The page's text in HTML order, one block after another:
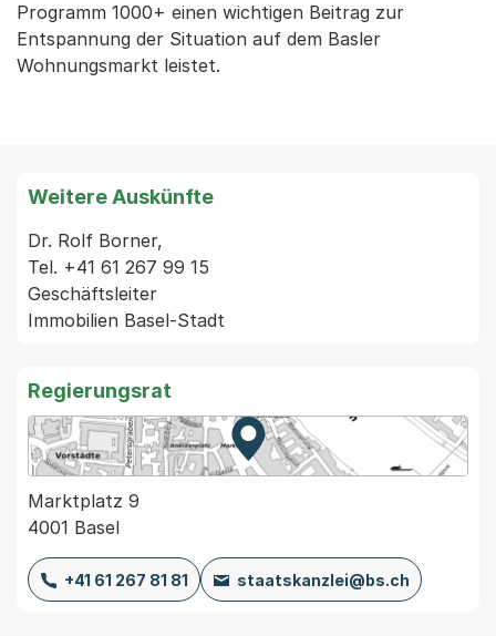
Programm 1000+ einen wichtigen Beitrag zur
Entspannung der Situation auf dem Basler
Wohnungsmarkt leistet.
Weitere Auskünfte
Dr. Rolf Borner,
Tel. +41 61 267 99 15
Geschäftsleiter
Regierungsrat
Zur Karte von MapBS.
Externer Link, wird in einem
Marktplatz 9
4001 Basel
+41 61 267 81 81 staatskanzlei@bs.ch